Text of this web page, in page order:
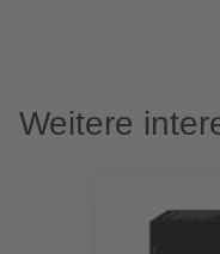
Weitere